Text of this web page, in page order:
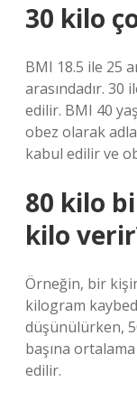
30 kilo
BMI 18.5 ile 25
arasındadır. 30
edilir. BMI 40
obez olarak
kabul edilir ve
80 kilo
kilo
Örneğin, bir
kilogram
düşünülürken,
başına
edilir.